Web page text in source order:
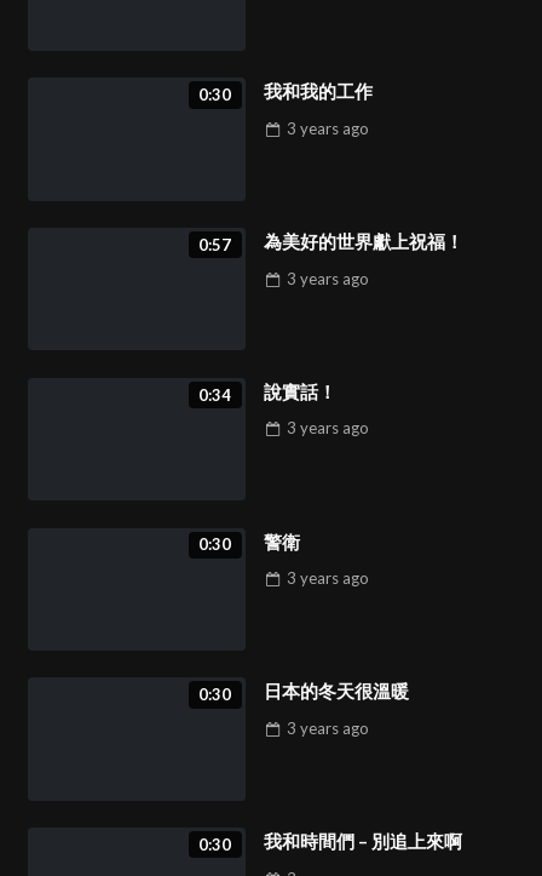
0:30 我和我的工作
3 years ago
0:57 為美好的世界獻上祝福！
3 years ago
0:34 說實話！
3 years ago
0:30 警衛
3 years ago
0:30 日本的冬天很溫暖
3 years ago
0:30 我和時間們 – 別追上來啊